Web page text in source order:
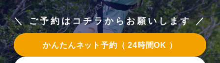
＼ ご予約はコチラからお願いします ／
かんたんネット予約（ 24時間OK ）